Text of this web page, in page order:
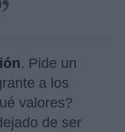
. Pide un
a los
valores?
de ser